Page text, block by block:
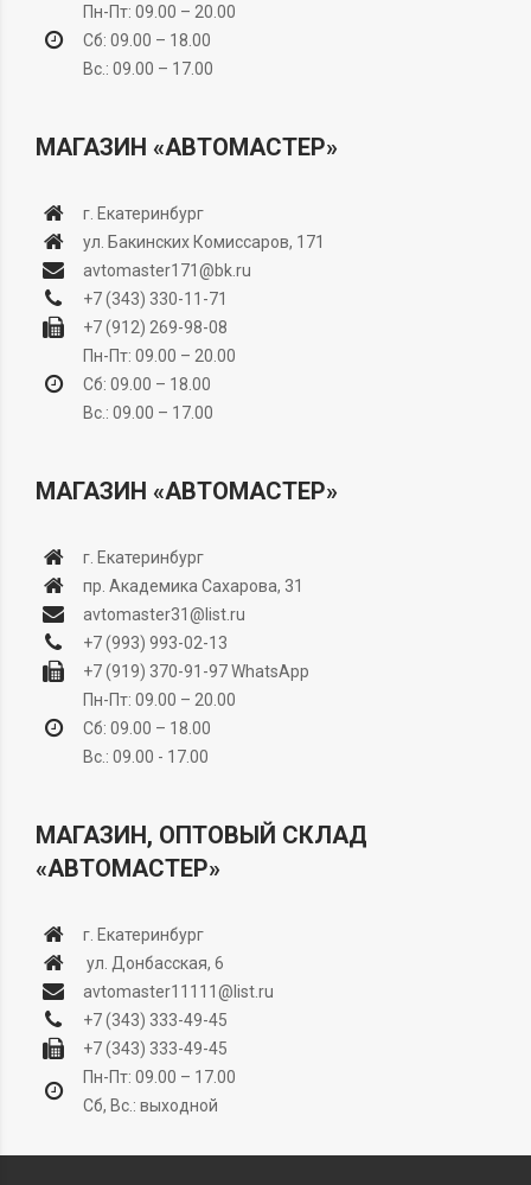
Пн-Пт: 09.00 – 20.00
Сб: 09.00 – 18.00
Вс.: 09.00 – 17.00
МАГАЗИН «АВТОМАСТЕР»
г. Екатеринбург
ул. Бакинских Комиссаров, 171
avtomaster171@bk.ru
+7 (343) 330-11-71
+7 (912) 269-98-08
Пн-Пт: 09.00 – 20.00
Сб: 09.00 – 18.00
Вс.: 09.00 – 17.00
МАГАЗИН «АВТОМАСТЕР»
г. Екатеринбург
пр. Академика Сахарова, 31
avtomaster31@list.ru
+7 (993) 993-02-13
+7 (919) 370-91-97WhatsApp
Пн-Пт: 09.00 – 20.00
Сб: 09.00 – 18.00
Вс.: 09.00 - 17.00
МАГАЗИН, ОПТОВЫЙ СКЛАД
«АВТОМАСТЕР»
г. Екатеринбург
ул. Донбасская, 6
avtomaster11111@list.ru
+7 (343) 333-49-45
+7 (343) 333-49-45
Пн-Пт: 09.00 – 17.00
Сб, Вс.: выходной